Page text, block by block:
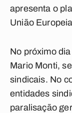
apresenta o
União
No próximo
Mario Monti,
sindicais. No
entidades
paralisação